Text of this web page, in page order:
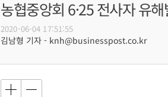
농협중앙회 6·25 전사자 유
2020-06-04 17:51:55
김남형 기자 - knh@businesspost.co.kr